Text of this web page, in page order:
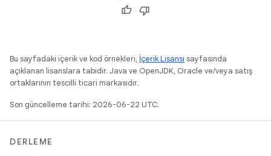
Bu sayfadaki içerik ve kod örnekleri, İçerik Lisansı sayfasında
açıklanan lisanslara tabidir. Java ve OpenJDK, Oracle ve/veya satış
ortaklarının tescilli ticari markasıdır.
Son güncelleme tarihi: 2026-06-22 UTC.
DERLEME